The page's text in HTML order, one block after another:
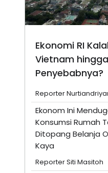
Ekonomi RI
Vietnam
Penyebabnya?
Reporter
Ekonom Ini
Konsumsi Rumah
Ditopang Belanja
Kaya
Reporter Siti Masitoh